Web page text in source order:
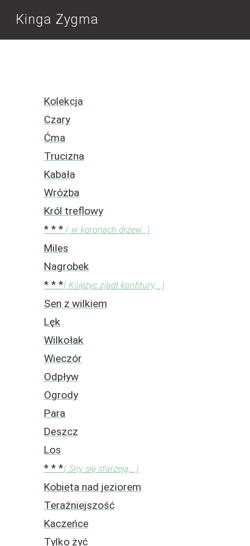
Kinga Zygma
Kolekcja
Czary
Ćma
Trucizna
Kabała
Wróżba
Król treflowy
* * * ( w koronach drzew...)
Miles
Nagrobek
* * *( Księżyc zjadł konfitury,...)
Sen z wilkiem
Lęk
Wilkołak
Wieczór
Odpływ
Ogrody
Para
Deszcz
Los
* * *( Sny się starzeją,...)
Kobieta nad jeziorem
Teraźniejszość
Kaczeńce
Tylko żyć